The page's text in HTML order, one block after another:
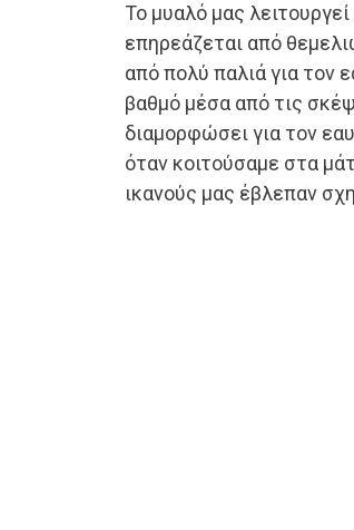
Το μυαλό μας
επηρεάζεται από
από πολύ παλιά για τον
βαθμό μέσα από τις
διαμορφώσει για τον
όταν κοιτούσαμε στα
ικανούς μας έβλεπαν